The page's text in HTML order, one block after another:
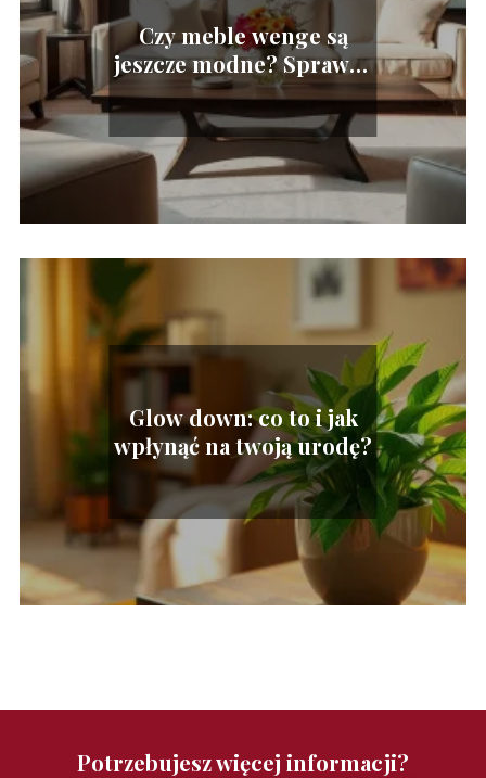
Czy meble wenge są
jeszcze modne? Sprawdź
aktualne trendy!
Glow down: co to i jak
wpłynąć na twoją urodę?
Potrzebujesz więcej informacji?